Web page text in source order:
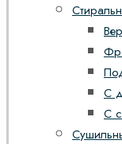
С
С